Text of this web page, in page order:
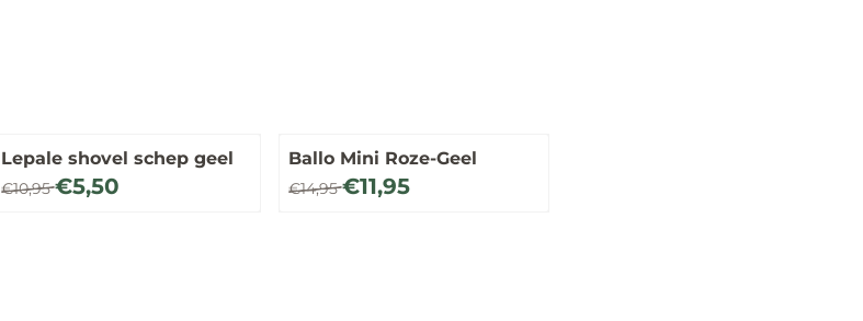
Lepale shovel schep geel
Van 10,95 voor 5,50
€10,95€5,50
Ballo Mini Roze-Geel
Van 14,95 voor 11,95
€14,95€11,95